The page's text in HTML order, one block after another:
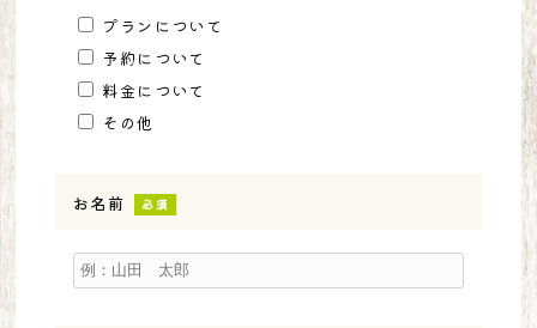
プランについて
予約について
料金について
その他
お名前 必須